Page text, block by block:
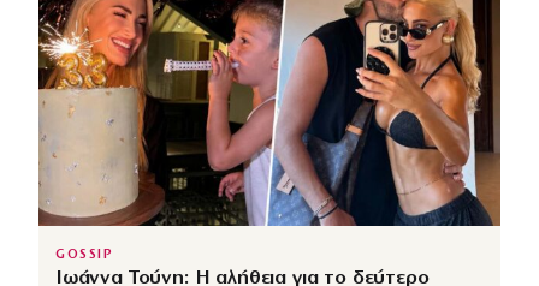
GOSSIP
Ιωάννα Τούνη: Η αλήθεια για το δεύτερο